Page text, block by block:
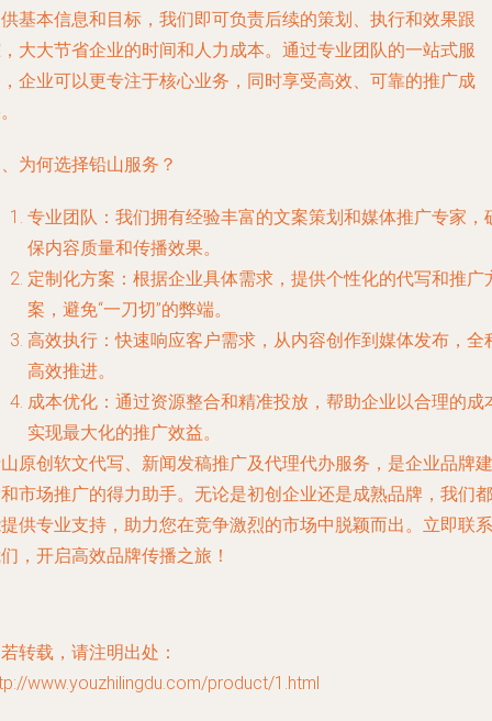
基本信息和目标，我们即可负责后续的策划、执行和效果跟
大大节省企业的时间和人力成本。通过专业团队的一站式服
企业可以更专注于核心业务，同时享受高效、可靠的推广成
为何选择铅山服务？
专业团队 ：我们拥有经验丰富的文案策划和媒体推广专家，
保内容质量和传播效果。
定制化方案 ：根据企业具体需求，提供个性化的代写和推广
案，避免“一刀切”的弊端。
高效执行 ：快速响应客户需求，从内容创作到媒体发布，全
高效推进。
成本优化 ：通过资源整合和精准投放，帮助企业以合理的成
实现最大化的推广效益。
原创软文代写、新闻发稿推广及代理代办服务，是企业品牌建
市场推广的得力助手。无论是初创企业还是成熟品牌，我们都
供专业支持，助力您在竞争激烈的市场中脱颖而出。立即联系
，开启高效品牌传播之旅！
转载，请注明出处：
www.youzhilingdu.com/product/1.html